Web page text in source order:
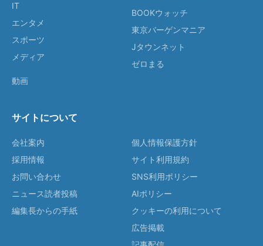
IT
エンタメ
スポーツ
メディア
動画
BOOKウォッチ
東京バーゲンマニア
Jタウンネット
ゼロまる
サイトについて
会社案内
採用情報
お問い合わせ
ニュース読者投稿
編集長からの手紙
個人情報保護方針
サイト利用規約
SNS利用ポリシー
AIポリシー
クッキーの利用について
広告掲載